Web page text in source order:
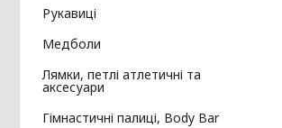
Рукавиці
Медболи
Лямки, петлі атлетичні та
аксесуари
Гімнастичні палиці, Body Bar